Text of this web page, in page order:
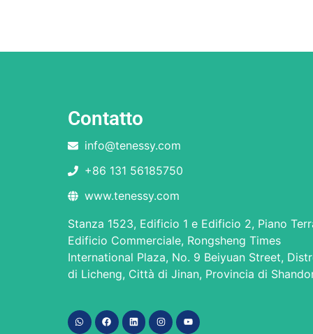
Contatto
info@tenessy.com
+86 131 56185750
www.tenessy.com
Stanza 1523, Edificio 1 e Edificio 2, Piano
Edificio Commerciale, Rongsheng Times
International Plaza, No. 9 Beiyuan Street,
di Licheng, Città di Jinan, Provincia di